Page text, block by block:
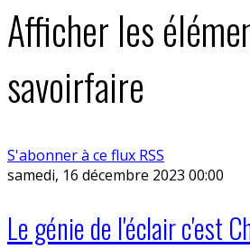
Afficher les
savoirfaire
S'abonner à ce flux RSS
samedi, 16 décembre 2023 00:00
Le génie de l'éclair c'est